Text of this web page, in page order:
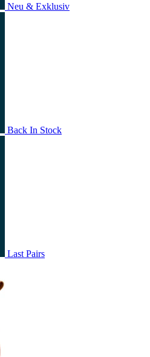
Neu & Exklusiv
Back In Stock
Last Pairs